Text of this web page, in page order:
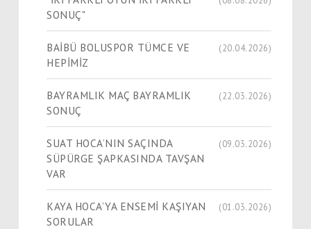
SONUÇ"
BAİBÜ BOLUSPOR TÜMCE VE
HEPİMİZ
(20.04.2026)
BAYRAMLIK MAÇ BAYRAMLIK
SONUÇ
(22.03.2026)
SUAT HOCA’NIN SAÇINDA
SÜPÜRGE ŞAPKASINDA TAVŞAN
VAR
(09.03.2026)
KAYA HOCA’YA ENSEMİ KAŞIYAN
SORULAR
(01.03.2026)